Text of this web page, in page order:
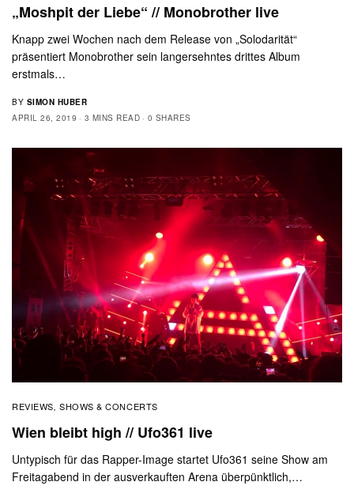
„Moshpit der Liebe“ // Monobrother live
Knapp zwei Wochen nach dem Release von „Solodarität“
präsentiert Monobrother sein langersehntes drittes Album
erstmals…
BY SIMON HUBER
APRIL 26, 2019
3 MINS READ 0 SHARES
REVIEWS, SHOWS & CONCERTS
Wien bleibt high // Ufo361 live
Untypisch für das Rapper-Image startet Ufo361 seine Show am
Freitagabend in der ausverkauften Arena überpünktlich,…